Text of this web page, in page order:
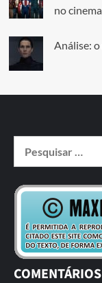
no cinema
Análise: